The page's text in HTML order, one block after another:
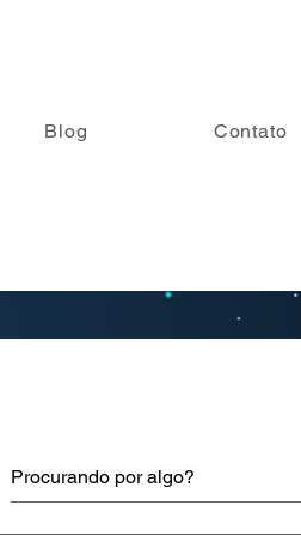
Blog Contato